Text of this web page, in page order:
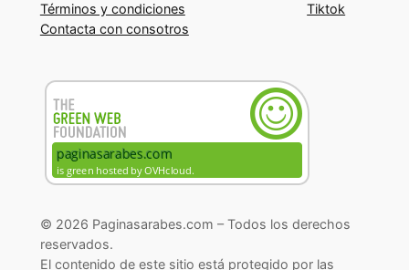
Términos y condiciones
Contacta con consotros
Tiktok
© 2026 Paginasarabes.com – Todos los derechos
reservados.
El contenido de este sitio está protegido por las